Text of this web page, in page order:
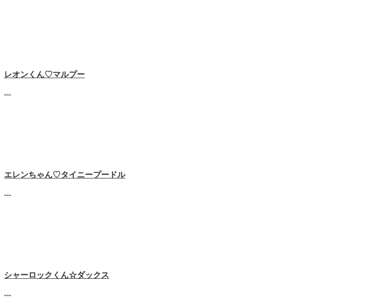
レオンくん♡マルプー
エレンちゃん♡タイニープードル
シャーロックくん☆ダックス